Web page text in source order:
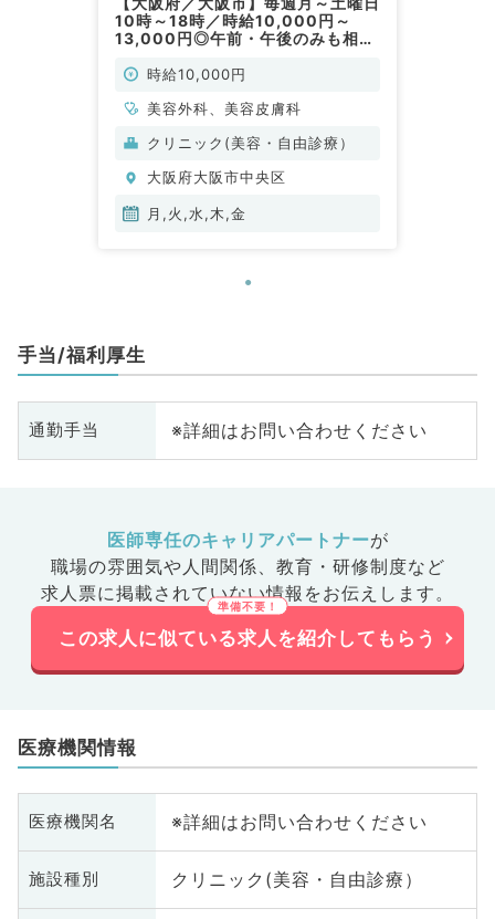
10時～18時／時給10,000円～
13,000円◎午前・午後のみも相談
皮膚科・美容外科／非常勤）
時給10,000円
美容外科、美容皮膚科
クリニック(美容・自由診療）
大阪府大阪市中央区
月,火,水,木,金
手当/福利厚生
通勤手当 ※詳細はお問い合わせください
医師専任のキャリアパートナーが
職場の雰囲気や人間関係、 教育・研修制度など
求人票に掲載されていない情報をお伝えします。
この求人に似ている求人を紹介してもらう
医療機関情報
医療機関名 ※詳細はお問い合わせください
施設種別 クリニック(美容・自由診療）